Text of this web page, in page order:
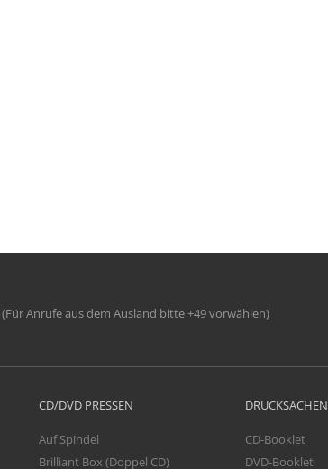
(Für Anrufe aus dem Ausland bitte +49 vorwählen)
CD/DVD PRESSEN
Auf Spindel
Brilliant Box (Doppel CD)
DRUCKSACHEN
CD-Booklet
DVD-Booklet